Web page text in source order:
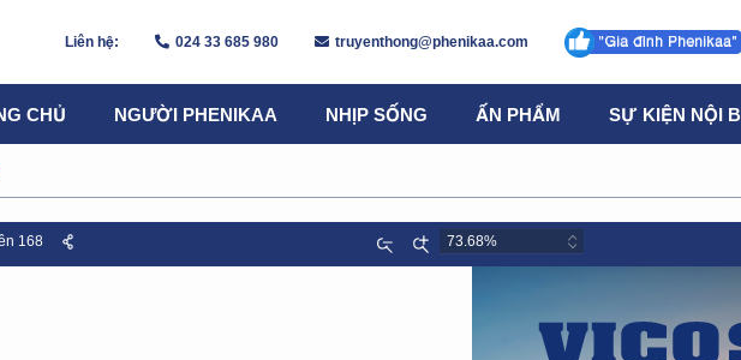
Liên hệ: 024 33 685 980 truyenthong@phenikaa.com
CHỦ NGƯỜI PHENIKAA NHỊP SỐNG ẤN PHẨM SỰ KIỆN NỘI